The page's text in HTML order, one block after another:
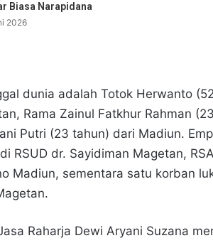
Biasa Narapidana
2026
dunia adalah Totok Herwanto
Rama Zainul Fatkhur Rahman
Putri (23 tahun) dari Madiun.
RSUD dr. Sayidiman Magetan,
Madiun, sementara satu korban
Raharja Dewi Aryani Suzana